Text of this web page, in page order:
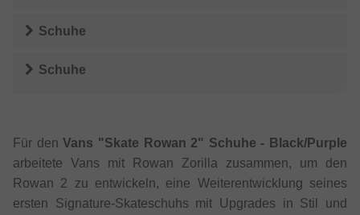
Schuhe
Schuhe
Für denVans "Skate Rowan 2" Schuhe - Black/Purple
arbeitete Vans mit Rowan Zorilla zusammen, um den
Rowan 2 zu entwickeln, eine Weiterentwicklung seines
ersten Signature-Skateschuhs mit Upgrades in Stil und